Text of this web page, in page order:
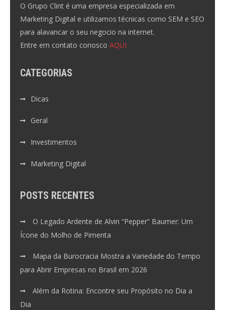
O Grupo Clint é uma empresa especializada em
Marketing Digital e utilizamos técnicas como SEM e SEO
para alavancar o seu negocio na internet.
Entre em contato conosco AQUI
CATEGORIAS
Dicas
Geral
Investimentos
Marketing Digital
POSTS RECENTES
O Legado Ardente de Alvin “Pepper” Baumer: Um
Ícone do Molho de Pimenta
Mapa da Burocracia Mostra a Variedade do Tempo
para Abrir Empresas no Brasil em 2026
Além da Rotina: Encontre seu Propósito no Dia a
Dia